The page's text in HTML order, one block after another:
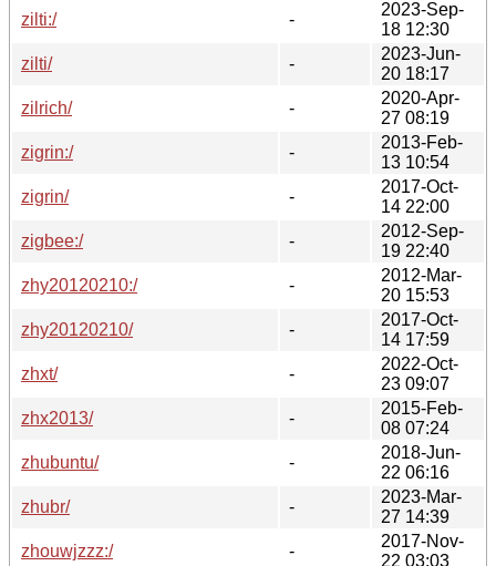
zilti:/ -
2023-Sep-
18 12:30
zilti/
-
2023-Jun-
20 18:17
zilrich/
-
2020-Apr-
27 08:19
zigrin:/
-
2013-Feb-
13 10:54
zigrin/
-
2017-Oct-
14 22:00
zigbee:/
-
2012-Sep-
19 22:40
zhy20120210:/
-
2012-Mar-
20 15:53
zhy20120210/
-
2017-Oct-
14 17:59
zhxt/
-
2022-Oct-
23 09:07
zhx2013/
-
2015-Feb-
08 07:24
zhubuntu/
-
2018-Jun-
22 06:16
zhubr/
-
2023-Mar-
27 14:39
zhouwjzzz:/
-
2017-Nov-
22 03:03